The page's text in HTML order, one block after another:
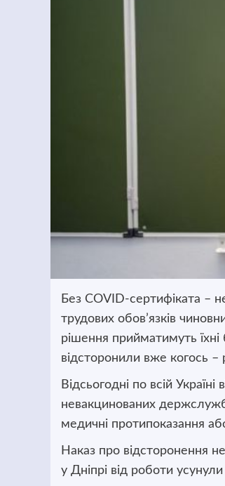
Без COVID-сертифіката –
трудових обов’язків
рішення прийматимуть
відсторонили вже когось –
Відсьогодні по всій
невакцинованих
медичні протипоказання
Наказ про відсторонення
у Дніпрі від роботи